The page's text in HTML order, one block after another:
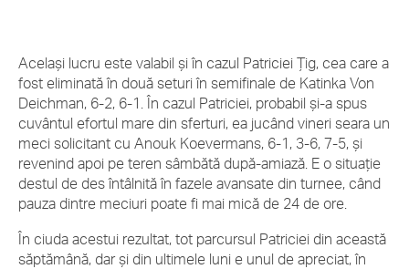
Același lucru este valabil și în cazul Patriciei Țig, cea care a
fost eliminată în două seturi în semifinale de Katinka Von
Deichman, 6-2, 6-1. În cazul Patriciei, probabil și-a spus
cuvântul efortul mare din sferturi, ea jucând vineri seara un
meci solicitant cu Anouk Koevermans, 6-1, 3-6, 7-5, și
revenind apoi pe teren sâmbătă după-amiază. E o situație
destul de des întâlnită în fazele avansate din turnee, când
pauza dintre meciuri poate fi mai mică de 24 de ore.
În ciuda acestui rezultat, tot parcursul Patriciei din această
săptămână, dar și din ultimele luni e unul de apreciat, în